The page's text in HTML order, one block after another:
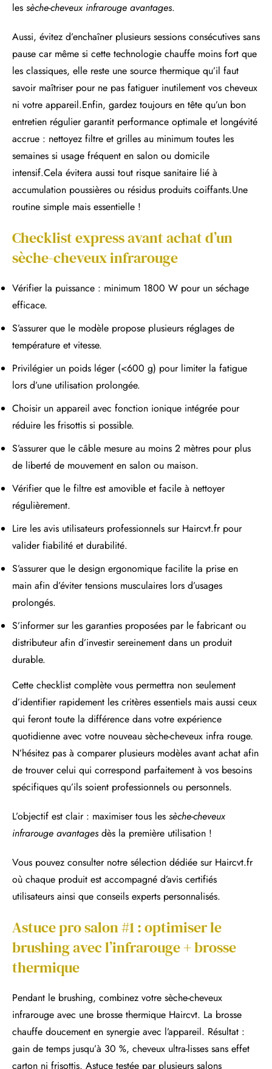
les sèche-cheveux infrarouge avantages.
Aussi, évitez d’enchaîner plusieurs sessions consécutives sans
pause car même si cette technologie chauffe moins fort que
les classiques, elle reste une source thermique qu’il faut
savoir maîtriser pour ne pas fatiguer inutilement vos cheveux
ni votre appareil.Enfin, gardez toujours en tête qu’un bon
entretien régulier garantit performance optimale et longévité
accrue : nettoyez filtre et grilles au minimum toutes les
semaines si usage fréquent en salon ou domicile
intensif.Cela évitera aussi tout risque sanitaire lié à
accumulation poussières ou résidus produits coiffants.Une
routine simple mais essentielle !
Checklist express avant achat d’un
sèche-cheveux infrarouge
Vérifier la puissance : minimum 1800 W pour un séchage
efficace.
S’assurer que le modèle propose plusieurs réglages de
température et vitesse.
Privilégier un poids léger (<600 g) pour limiter la fatigue
lors d’une utilisation prolongée.
Choisir un appareil avec fonction ionique intégrée pour
réduire les frisottis si possible.
S’assurer que le câble mesure au moins 2 mètres pour plus
de liberté de mouvement en salon ou maison.
Vérifier que le filtre est amovible et facile à nettoyer
régulièrement.
Lire les avis utilisateurs professionnels sur Haircvt.fr pour
valider fiabilité et durabilité.
S’assurer que le design ergonomique facilite la prise en
main afin d’éviter tensions musculaires lors d’usages
prolongés.
S’informer sur les garanties proposées par le fabricant ou
distributeur afin d’investir sereinement dans un produit
durable.
Cette checklist complète vous permettra non seulement
d’identifier rapidement les critères essentiels mais aussi ceux
qui feront toute la différence dans votre expérience
quotidienne avec votre nouveau sèche-cheveux infra rouge.
N’hésitez pas à comparer plusieurs modèles avant achat afin
de trouver celui qui correspond parfaitement à vos besoins
spécifiques qu’ils soient professionnels ou personnels.
L’objectif est clair : maximiser tous les sèche-cheveux
infrarouge avantagesdès la première utilisation !
Vous pouvez consulter notre sélection dédiée sur Haircvt.fr
où chaque produit est accompagné d’avis certifiés
utilisateurs ainsi que conseils experts personnalisés.
Astuce pro salon #1 : optimiser le
brushing avec l’infrarouge + brosse
thermique
Pendant le brushing, combinez votre sèche-cheveux
infrarouge avec une brosse thermique Haircvt. La brosse
chauffe doucement en synergie avec l’appareil. Résultat :
gain de temps jusqu’à 30 %, cheveux ultra-lisses sans effet
carton ni frisottis. Astuce testée par plusieurs salons